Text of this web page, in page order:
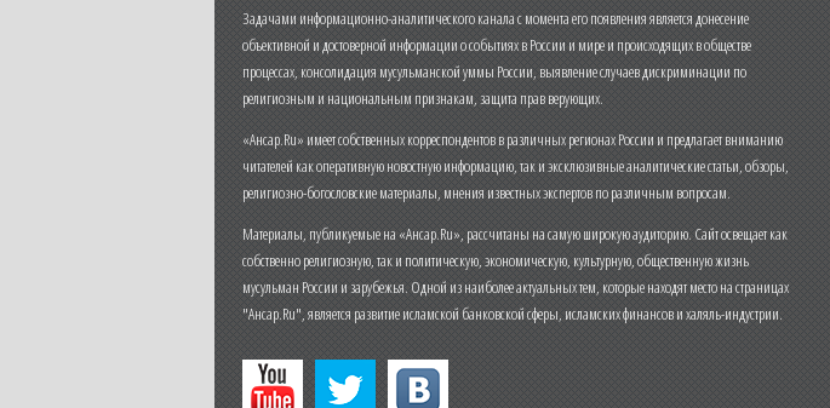
Задачами информационно-аналитического канала с момента его появления является донесение
объективной и достоверной информации о событиях в России и мире и происходящих в обществе
процессах, консолидация мусульманской уммы России, выявление случаев дискриминации по
религиозным и национальным признакам, защита прав верующих.
«Ансар.Ru» имеет собственных корреспондентов в различных регионах России и предлагает вниманию
читателей как оперативную новостную информацию, так и эксклюзивные аналитические статьи, обзоры,
религиозно-богословские материалы, мнения известных экспертов по различным вопросам.
Материалы, публикуемые на «Ансар.Ru», рассчитаны на самую широкую аудиторию. Сайт освещает как
собственно религиозную, так и политическую, экономическую, культурную, общественную жизнь
мусульман России и зарубежья. Одной из наиболее актуальных тем, которые находят место на страницах
"Ансар.Ru", является развитие исламской банковской сферы, исламских финансов и халяль-индустрии.